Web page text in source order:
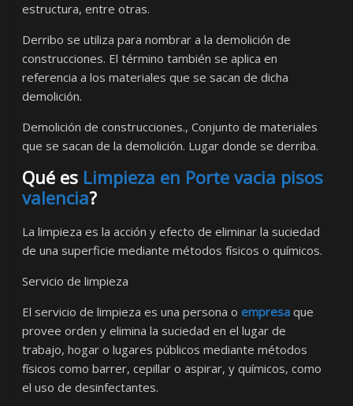
estructura, entre otras.
Derribo se utiliza para nombrar a la demolición de
construcciones. El término también se aplica en
referencia a los materiales que se sacan de dicha
demolición.
Demolición de construcciones., Conjunto de materiales
que se sacan de la demolición. Lugar donde se derriba.
Qué es Limpieza en Porte vacia pisos
valencia?
La limpieza es la acción y efecto de eliminar la suciedad
de una superficie mediante métodos físicos o químicos.
Servicio de limpieza
El servicio de limpieza es una persona oempresa que
provee orden y elimina la suciedad en el lugar de
trabajo, hogar o lugares públicos mediante métodos
físicos como barrer, cepillar o aspirar, y químicos, como
el uso de desinfectantes.